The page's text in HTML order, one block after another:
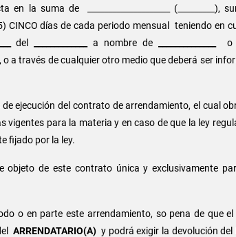
la suma de ____________________ (_________),
días de cada periodo mensual teniendo en
del _____________a nombre de
o
o a través de cualquier otro medio que deberá ser
ejecución del contrato de arrendamiento, el cual
para la materia y en caso de que la ley
fijado por la ley.
objeto de este contrato única y exclusivamente
o en parte este arrendamiento, so pena de que
ARRENDATARIO(A)y podrá exigir la devolución del